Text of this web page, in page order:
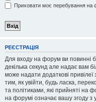
Приховати моє перебування на
РЕЄСТРАЦІЯ
Для входу на форум ви повинні
декілька секунд але надає вам
може надати додаткові
тим, як увійти, будь ласка,
та політиками, які прийняті
на форумі означає вашу згоду з